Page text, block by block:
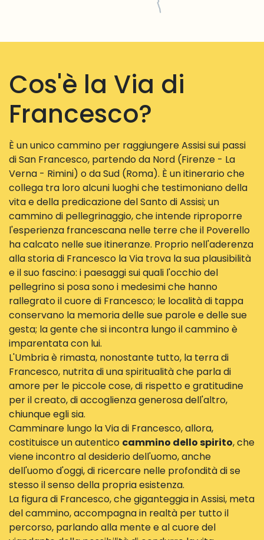
Cos'è la Via di
Francesco?
È un unico cammino per raggiungere Assisi sui passi
di San Francesco, partendo da Nord (Firenze - La
Verna - Rimini) o da Sud (Roma). È un itinerario che
collega tra loro alcuni luoghi che testimoniano della
vita e della predicazione del Santo di Assisi; un
cammino di pellegrinaggio, che intende riproporre
l'esperienza francescana nelle terre che il Poverello
ha calcato nelle sue itineranze. Proprio nell'aderenza
alla storia di Francesco la Via trova la sua plausibilità
e il suo fascino: i paesaggi sui quali l'occhio del
pellegrino si posa sono i medesimi che hanno
rallegrato il cuore di Francesco; le località di tappa
conservano la memoria delle sue parole e delle sue
gesta; la gente che si incontra lungo il cammino è
imparentata con lui.
L'Umbria è rimasta, nonostante tutto, la terra di
Francesco, nutrita di una spiritualità che parla di
amore per le piccole cose, di rispetto e gratitudine
per il creato, di accoglienza generosa dell'altro,
chiunque egli sia.
Camminare lungo la Via di Francesco, allora,
costituisce un autentico cammino dello spirito, che
viene incontro al desiderio dell'uomo, anche
dell'uomo d'oggi, di ricercare nelle profondità di se
stesso il senso della propria esistenza.
La figura di Francesco, che giganteggia in Assisi, meta
del cammino, accompagna in realtà per tutto il
percorso, parlando alla mente e al cuore del